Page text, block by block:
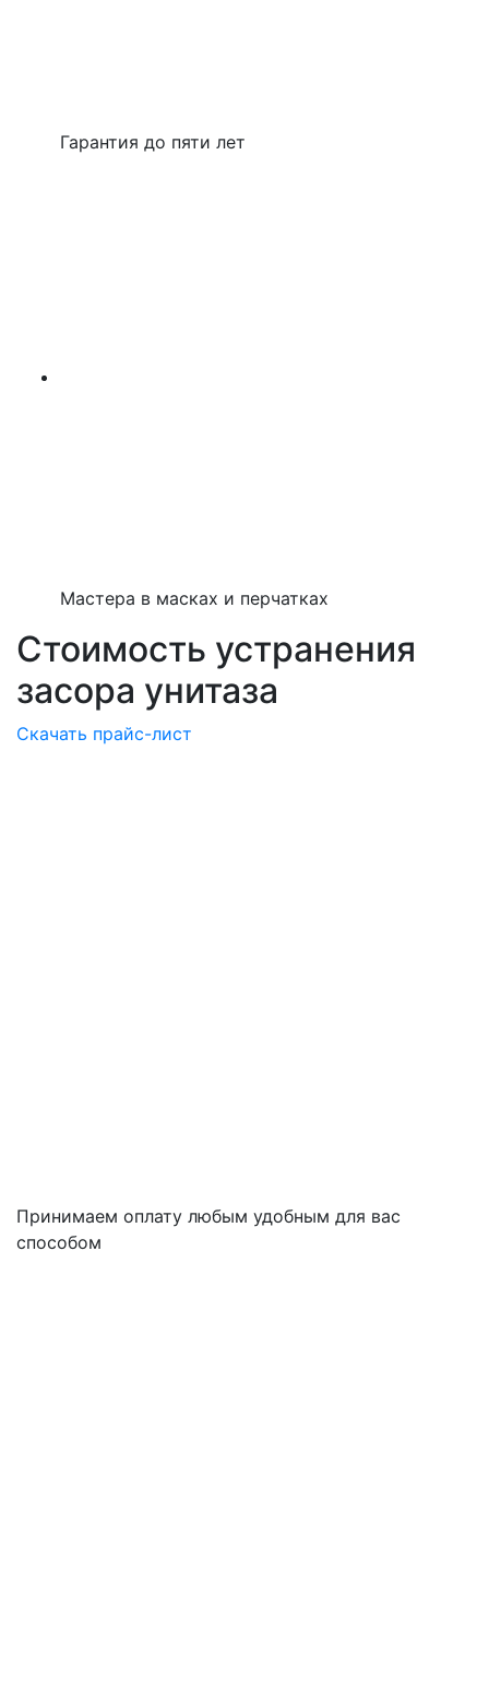
Гарантия до пяти лет
Мастера в масках и перчатках
Стоимость устранения
засора унитаза
Скачать прайс-лист
Принимаем оплату любым удобным для вас
способом